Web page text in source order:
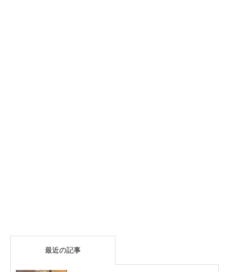
最近の記事